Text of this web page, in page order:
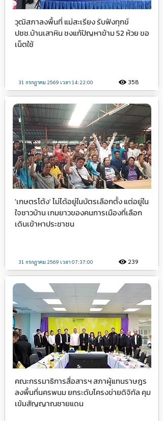
วุฒิสภาลงพื้นที่ แม่สะเรียง รับฟังทุกข์
ปชช.บ้านเสาหิน ชงแก้ปัญหาข้าม 52 ห้วย ขอ
เน็ตใช้
31 กรกฎาคม 2569 เวลา 14:22:00 358
'เกษตรโต้ง' ไม่ได้อยู่ในบัตรเลือกตั้ง แต่อยู่ใน
ใจชาวบ้าน เกมยาวของคนการเมืองที่เลือก
เดินเข้าหาประชาชน
31 กรกฎาคม 2569 เวลา 07:37:00 239
คณะกรรมาธิการสื่อสารฯ สภาผู้แทนราษฎร
ลงพื้นที่นครพนม ยกระดับโครงข่ายดิจิทัล คุม
เข้มสัญญาณชายแดน